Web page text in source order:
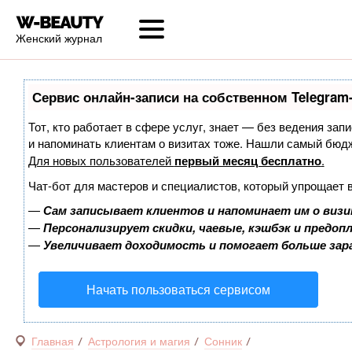
Женский журнал
Сервис онлайн-записи на собственном
Тот, кто работает в сфере услуг, знает — без ведения
и напоминать клиентам о визитах тоже. Нашли самый
Для новых пользователей первый месяц бесплатно.
Чат-бот для мастеров и специалистов, который упрощает
—Сам записывает клиентов и напоминает им о
—Персонализирует скидки, чаевые, кэшбэк и
—Увеличивает доходимость и помогает больше
Начать пользоваться сервисом
Главная Астрология и магия Сонник